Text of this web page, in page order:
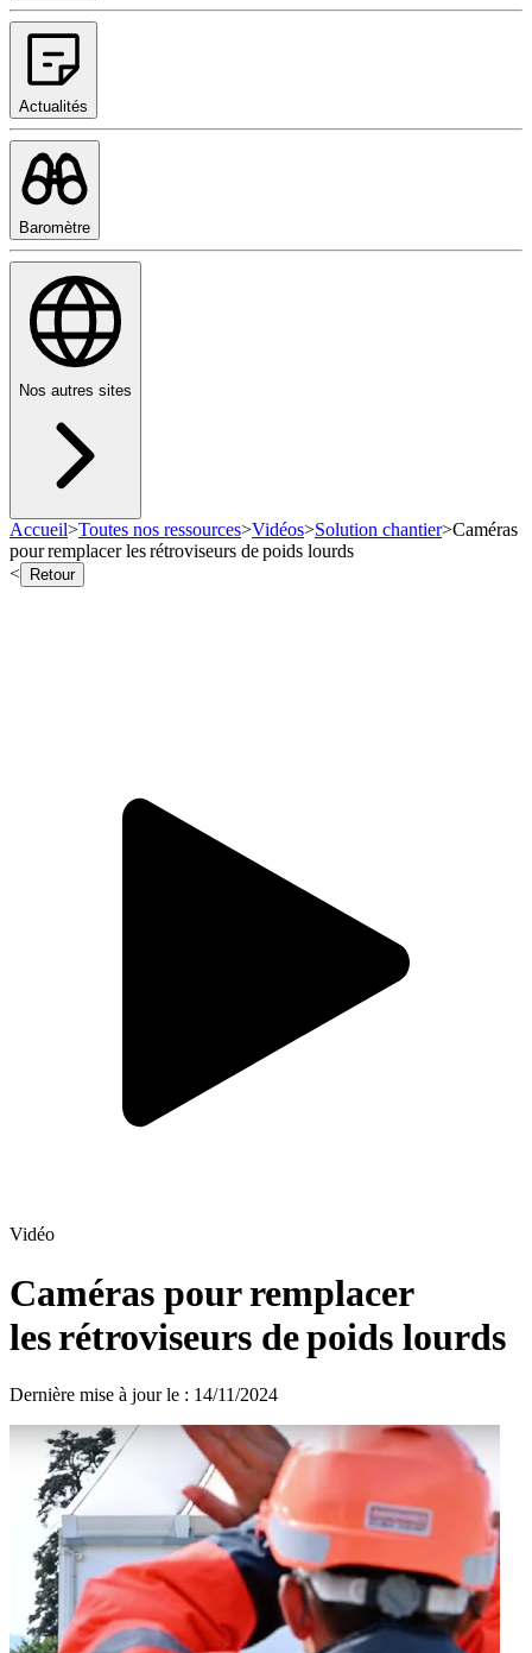
Actualités
Baromètre
Nos autres sites
Accueil>Toutes nos ressources>Vidéos>Solution chantier>Caméras
pour remplacer les rétroviseurs de poids lourds
<
Retour
Vidéo
Caméras pour remplacer
les rétroviseurs de poids lourds
Dernière mise à jour le : 14/11/2024